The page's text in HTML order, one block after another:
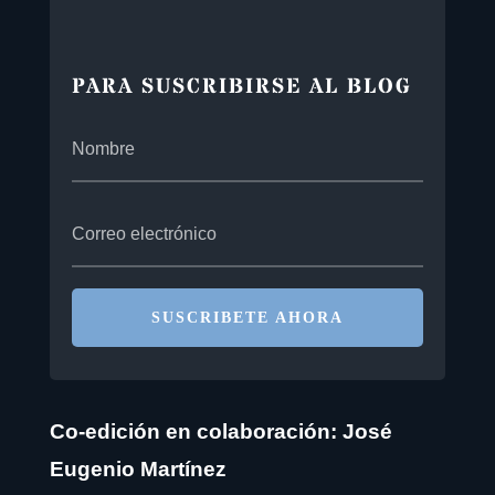
PARA SUSCRIBIRSE AL BLOG
SUSCRIBETE AHORA
Co-edición en colaboración: José
Eugenio Martínez